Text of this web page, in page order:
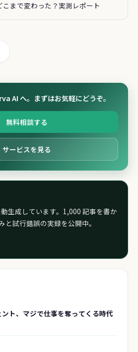
まで変わった？実測レポート
AI へ。まずはお気軽にどうぞ。
無料相談する
サービスを見る
生成しています。1,000 記事を書か
と試行錯誤の実録を公開中。
ト、マジで仕事を奪ってくる時代